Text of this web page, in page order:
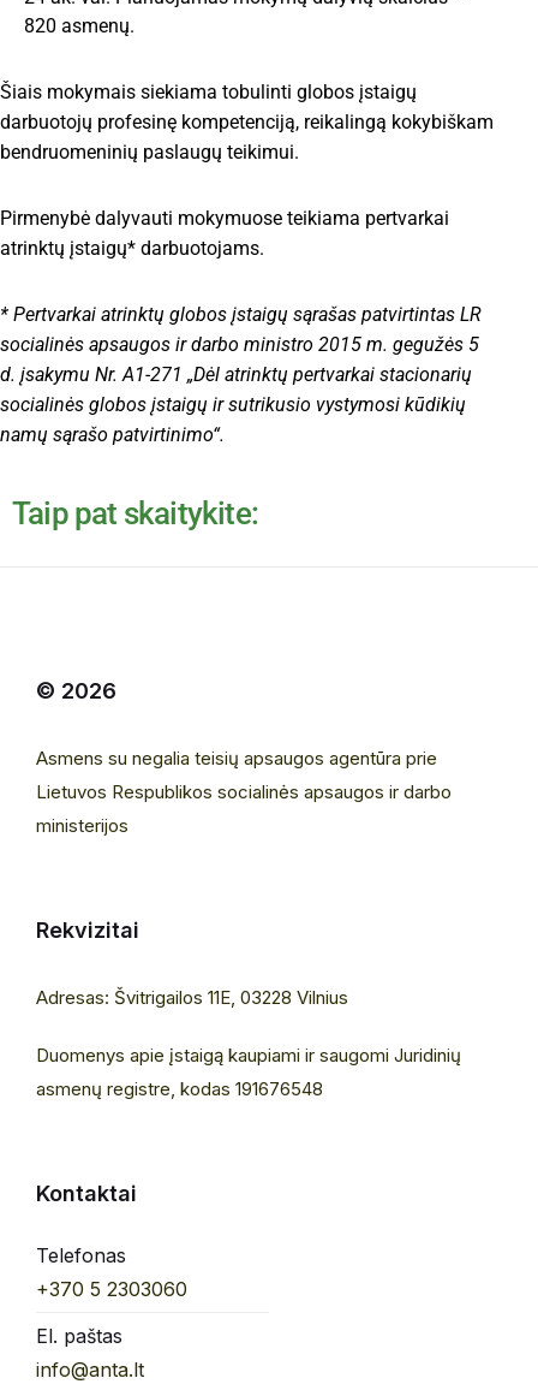
820 asmenų.
Šiais mokymais siekiama tobulinti globos įstaigų
darbuotojų profesinę kompetenciją, reikalingą kokybiškam
bendruomeninių paslaugų teikimui.
Pirmenybė dalyvauti mokymuose teikiama pertvarkai
atrinktų įstaigų* darbuotojams.
* Pertvarkai atrinktų globos įstaigų sąrašas patvirtintas LR
socialinės apsaugos ir darbo ministro 2015 m. gegužės 5
d. įsakymu Nr. A1-271 „Dėl atrinktų pertvarkai stacionarių
socialinės globos įstaigų ir sutrikusio vystymosi kūdikių
namų sąrašo patvirtinimo“.
Taip pat skaitykite:
© 2026
Asmens su negalia teisių apsaugos agentūra prie
Lietuvos Respublikos socialinės apsaugos ir darbo
ministerijos
Rekvizitai
Adresas: Švitrigailos 11E, 03228 Vilnius
Duomenys apie įstaigą kaupiami ir saugomi Juridinių
asmenų registre, kodas 191676548
Kontaktai
Telefonas
+370 5 2303060
El. paštas
info@anta.lt